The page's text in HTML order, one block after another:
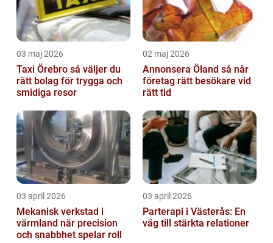
03 maj 2026
Taxi Örebro så väljer du
rätt bolag för trygga och
smidiga resor
02 maj 2026
Annonsera Öland så når
företag rätt besökare vid
rätt tid
03 april 2026
Mekanisk verkstad i
värmland när precision
och snabbhet spelar roll
03 april 2026
Parterapi i Västerås: En
väg till stärkta relationer